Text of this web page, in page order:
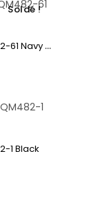
Soldé !
B
Louson Krakatau Weryk QM482-61 Navy Blue
1 Black